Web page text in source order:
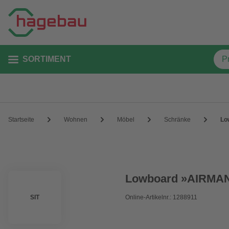
SORTIMENT
Startseite Wohnen Möbel Schränke
SIT
Lowboard
Online-Artikelnr.: 1288911